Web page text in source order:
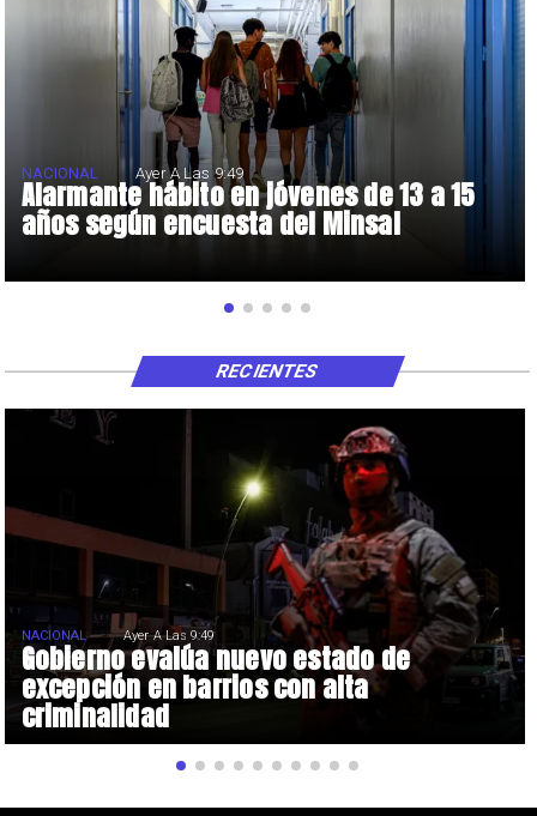
Alarmante hábito en jóvenes de 13 a 15
años según encuesta del Minsal
NACIONAL Ayer A Las 9:49
Gobierno evalúa nuevo estado de
excepción en barrios con alta
criminalidad
NACIONAL Ayer A Las 9:49
RECIENTES